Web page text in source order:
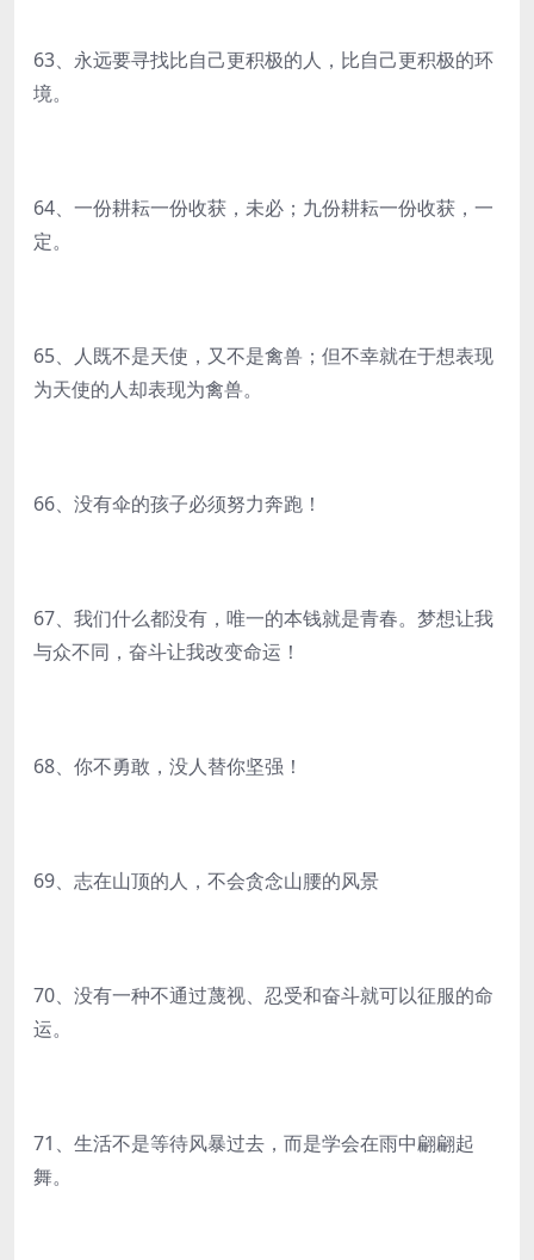
63、永远要寻找比自己更积极的人，比自己更积极的环
境。
64、一份耕耘一份收获，未必；九份耕耘一份收获，一
定。
65、人既不是天使，又不是禽兽；但不幸就在于想表现
为天使的人却表现为禽兽。
66、没有伞的孩子必须努力奔跑！
67、我们什么都没有，唯一的本钱就是青春。梦想让我
与众不同，奋斗让我改变命运！
68、你不勇敢，没人替你坚强！
69、志在山顶的人，不会贪念山腰的风景
70、没有一种不通过蔑视、忍受和奋斗就可以征服的命
运。
71、生活不是等待风暴过去，而是学会在雨中翩翩起
舞。